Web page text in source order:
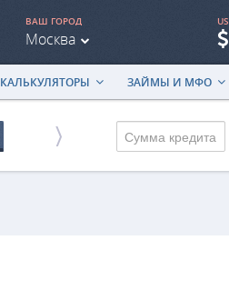
КАЛЬКУЛЯТОРЫ ЗАЙМЫ И МФО
ВАШ ГОРОД
Москва